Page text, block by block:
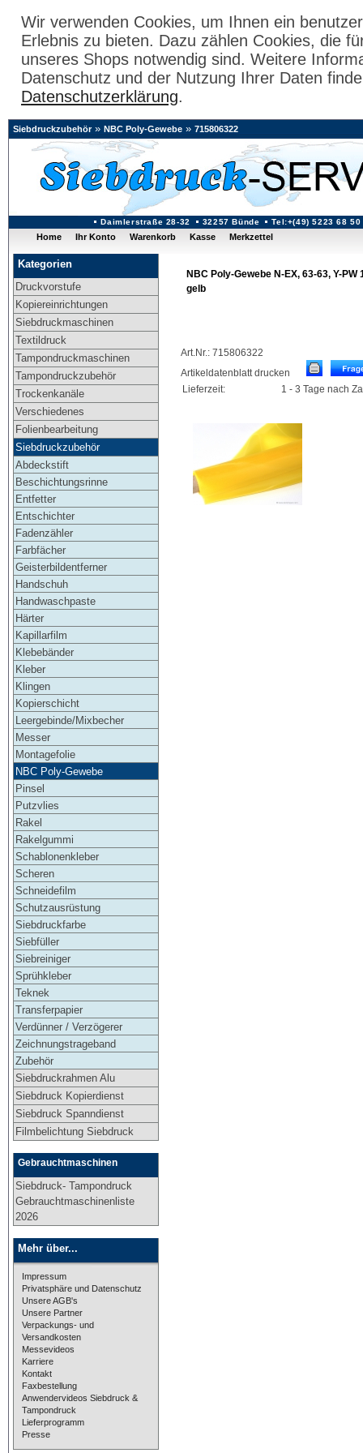
Wir verwenden Cookies, um Ihnen ein
Erlebnis zu bieten. Dazu zählen Cookies, die
unseres Shops notwendig sind. Weitere
Datenschutz und der Nutzung Ihrer Daten
Datenschutzerklärung.
Daimlerstraße 28-32 32257 Bünde Tel:+(49) 5223 68 50
Siebdruckzubehör» NBC Poly-Gewebe » 715806322
Home Ihr Konto Warenkorb Kasse Merkzettel
Kategorien
Druckvorstufe
Kopiereinrichtungen
Siebdruckmaschinen
Textildruck
Tampondruckmaschinen
Tampondruckzubehör
Trockenkanäle
Verschiedenes
Folienbearbeitung
Siebdruckzubehör
Abdeckstift
Beschichtungsrinne
Entfetter
Entschichter
Fadenzähler
Farbfächer
Geisterbildentferner
Handschuh
Handwaschpaste
Härter
Kapillarfilm
Klebebänder
Kleber
Klingen
Kopierschicht
Leergebinde/Mixbecher
Messer
Montagefolie
NBC Poly-Gewebe
Pinsel
Putzvlies
Rakel
Rakelgummi
Schablonenkleber
Scheren
Schneidefilm
Schutzausrüstung
Siebdruckfarbe
Siebfüller
Siebreiniger
Sprühkleber
Teknek
Transferpapier
Verdünner / Verzögerer
Zeichnungstrageband
Zubehör
Siebdruckrahmen Alu
Siebdruck Kopierdienst
Siebdruck Spanndienst
Filmbelichtung Siebdruck
Gebrauchtmaschinen
Siebdruck- Tampondruck
Gebrauchtmaschinenliste
2026
Mehr über...
Impressum
Privatsphäre und Datenschutz
Unsere AGB's
Unsere Partner
Verpackungs- und
Versandkosten
Messevideos
Karriere
Kontakt
Faxbestellung
Anwendervideos Siebdruck &
Tampondruck
Lieferprogramm
Presse
NBC Poly-Gewebe N-EX, 63-63, Y-PW
gelb
Art.Nr.: 715806322
Artikeldatenblatt drucken
Lieferzeit:
1 - 3 Tage nach